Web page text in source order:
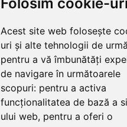
Acest site web folosește
uri și alte tehnologii de
pentru a vă îmbunătăți
de navigare în următoarele
scopuri: pentru a activa
funcționalitatea de bază a
ului web, pentru a oferi o